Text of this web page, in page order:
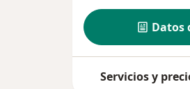
Datos
Servicios y